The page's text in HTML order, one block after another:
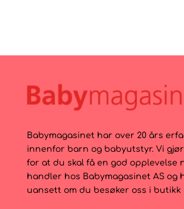
Babymagasinet har over 20 års
innenfor barn og babyutstyr. Vi
for at du skal få en god opplevelse
handler hos Babymagasinet AS og
uansett om du besøker oss i butikk